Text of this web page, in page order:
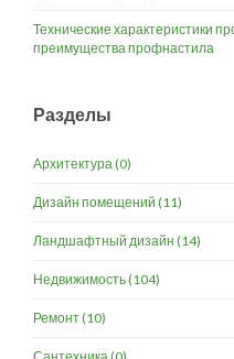
Технические характеристики
преимущества профнастила
Разделы
Архитектура(0)
Дизайн помещений (11)
Ландшафтный дизайн (14)
Недвижимость(104)
Ремонт(10)